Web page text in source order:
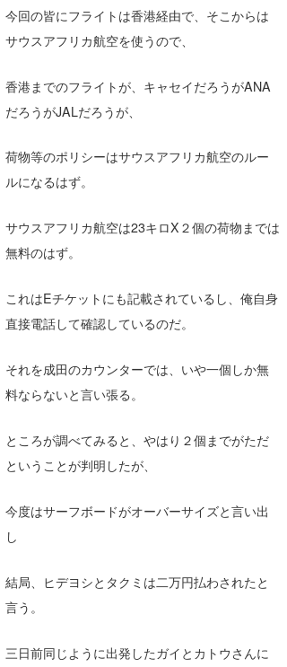
今回の皆にフライトは香港経由で、そこからは
サウスアフリカ航空を使うので、
香港までのフライトが、キャセイだろうがANA
だろうがJALだろうが、
荷物等のポリシーはサウスアフリカ航空のルー
ルになるはず。
サウスアフリカ航空は23キロX２個の荷物までは
無料のはず。
これはEチケットにも記載されているし、俺自身
直接電話して確認しているのだ。
それを成田のカウンターでは、いや一個しか無
料ならないと言い張る。
ところが調べてみると、やはり２個までがただ
ということが判明したが、
今度はサーフボードがオーバーサイズと言い出
し
結局、ヒデヨシとタクミは二万円払わされたと
言う。
三日前同じように出発したガイとカトウさんに
KOBU
OYZ
Soulman
waka☆=
たっちー
ハンマー
まっきー
三輪予報士
上田純子
唐澤予報士